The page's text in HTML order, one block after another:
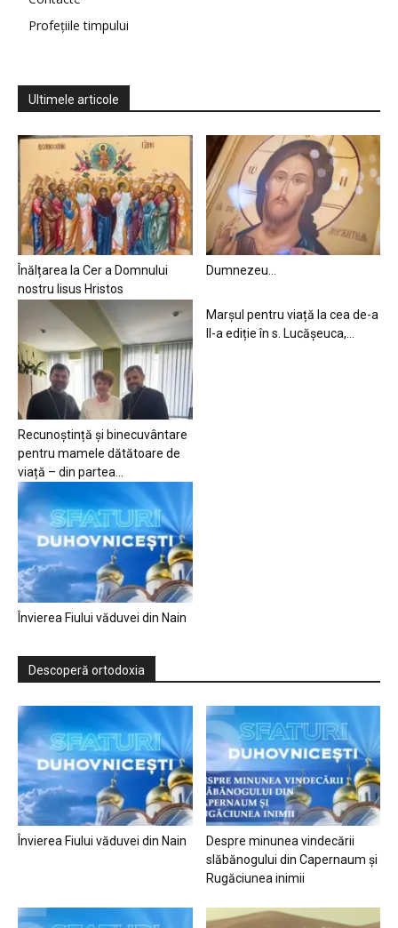
Profețiile timpului
Ultimele articole
Înălțarea la Cer a Domnului
nostru Iisus Hristos
Dumnezeu…
Recunoștință și binecuvântare
pentru mamele dătătoare de
viață – din partea...
Marșul pentru viață la cea de-a
II-a ediție în s. Lucășeuca,...
Învierea Fiului văduvei din Nain
Descoperă ortodoxia
Învierea Fiului văduvei din Nain
Despre minunea vindecării
slăbănogului din Capernaum și
Rugăciunea inimii